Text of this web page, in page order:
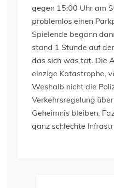
gegen 15:00 Uhr am
problemlos einen
Spielende begann
stand 1 Stunde auf
das sich was tat. Die
einzige Katastrophe,
Weshalb nicht die
Verkehrsregelung
Geheimnis bleiben.
ganz schlechte